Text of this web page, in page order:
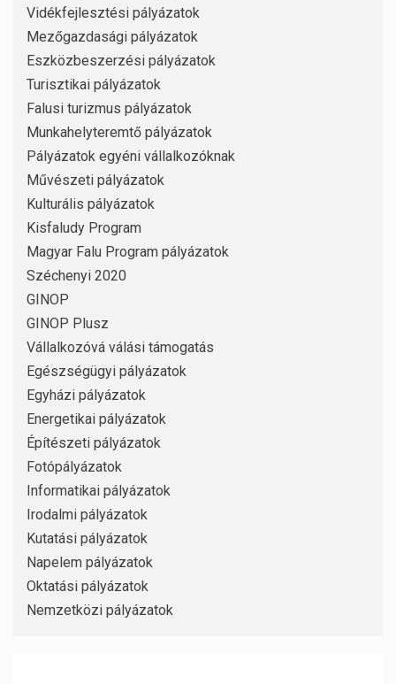
Vidékfejlesztési pályázatok
Mezőgazdasági pályázatok
Eszközbeszerzési pályázatok
Turisztikai pályázatok
Falusi turizmus pályázatok
Munkahelyteremtő pályázatok
Pályázatok egyéni vállalkozóknak
Művészeti pályázatok
Kulturális pályázatok
Kisfaludy Program
Magyar Falu Program pályázatok
Széchenyi 2020
GINOP
GINOP Plusz
Vállalkozóvá válási támogatás
Egészségügyi pályázatok
Egyházi pályázatok
Energetikai pályázatok
Építészeti pályázatok
Fotópályázatok
Informatikai pályázatok
Irodalmi pályázatok
Kutatási pályázatok
Napelem pályázatok
Oktatási pályázatok
Nemzetközi pályázatok